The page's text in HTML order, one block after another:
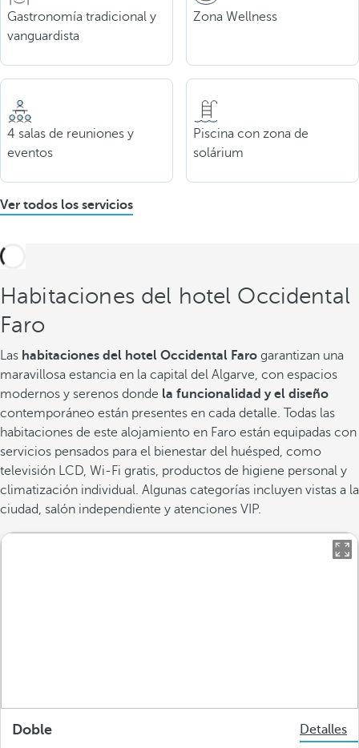
Gastronomía tradicional y
vanguardista
Zona Wellness
4 salas de reuniones y
eventos
Piscina con zona de
solárium
Ver todos los servicios
Habitaciones del hotel Occidental
Faro
Las habitaciones del hotel Occidental Faro garantizan una
maravillosa estancia en la capital del Algarve, con espacios
modernos y serenos donde la funcionalidad y el diseño
contemporáneo están presentes en cada detalle. Todas las
habitaciones de este alojamiento en Faro están equipadas con
servicios pensados para el bienestar del huésped, como
televisión LCD, Wi-Fi gratis, productos de higiene personal y
climatización individual. Algunas categorías incluyen vistas a la
ciudad, salón independiente y atenciones VIP.
Doble Detalles